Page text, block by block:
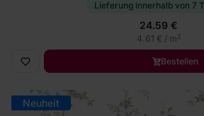
Lieferung innerhalb von 7
24.59 €
4.61 € / m2
Bestellen
Neuheit